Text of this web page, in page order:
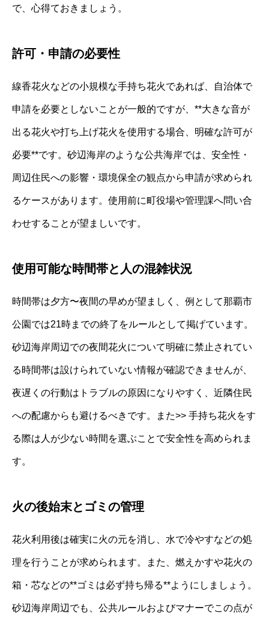
で、心得ておきましょう。
許可・申請の必要性
線香花火などの小規模な手持ち花火であれば、自治体で
申請を必要としないことが一般的ですが、**大きな音が
出る花火や打ち上げ花火を使用する場合、明確な許可が
必要**です。砂辺海岸のような公共海岸では、安全性・
周辺住民への影響・環境保全の観点から申請が求められ
るケースがあります。使用前に町役場や管理課へ問い合
わせすることが望ましいです。
使用可能な時間帯と人の混雑状況
時間帯は夕方〜夜間の早めが望ましく、例として那覇市
公園では21時までの終了をルールとして掲げています。
砂辺海岸周辺での夜間花火について明確に禁止されてい
る時間帯は設けられていない情報が確認できませんが、
夜遅くの行動はトラブルの原因になりやすく、近隣住民
への配慮からも避けるべきです。また>> 手持ち花火をす
る際は人が少ない時間を選ぶことで安全性を高められま
す。
火の後始末とゴミの管理
花火利用後は確実に火の元を消し、水で冷やすなどの処
理を行うことが求められます。また、燃えかすや花火の
箱・芯などの**ゴミは必ず持ち帰る**ようにしましょう。
砂辺海岸周辺でも、公共ルールおよびマナーでこの点が